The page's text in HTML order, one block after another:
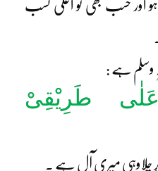
اور حسب بھی تو اعلیٰ نسب
وسلم ہے :
طَرِیْقِیْ
چلاوہی میری آل ہے ۔